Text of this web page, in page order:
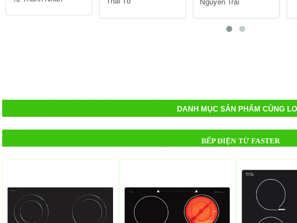
DANH MỤC SẢN PHẨM CÙNG
BẾP ĐIỆN TỪ FASTER